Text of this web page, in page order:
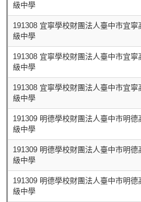
級中學
191308 宜寧學校財團法人臺中市宜寧
級中學
191308 宜寧學校財團法人臺中市宜寧
級中學
191308 宜寧學校財團法人臺中市宜寧
級中學
191309 明德學校財團法人臺中市明德
級中學
191309 明德學校財團法人臺中市明德
級中學
191309 明德學校財團法人臺中市明德
級中學